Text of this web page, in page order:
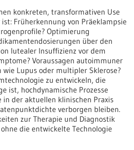
konkreten, transformativen Use
Früherkennung von Präeklampsie
Optimierung
über den
lutealer Insuffizienz vor dem
Voraussagen autoimmuner
wie Lupus oder multipler Sklerose?
zu entwickeln, die
ist, hochdynamische Prozesse
in der aktuellen klinischen Praxis
verborgen bleiben.
zur Therapie und Diagnostik
die entwickelte Technologie